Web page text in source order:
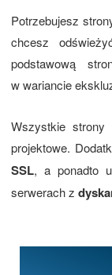
Potrzebujesz
chcesz
podstawową
w wariancie
Wszystkie strony
projektowe.
SSL, a ponadto
serwerach z